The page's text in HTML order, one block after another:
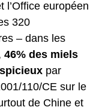
l’Office européen
320
– dans les
46% des miels
par
110/CE sur le
de Chine et